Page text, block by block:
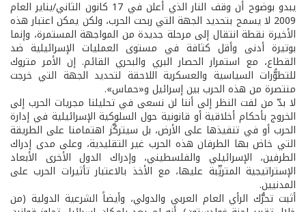
يبدو بوضوح أن وقف النار الذي أعلن في 17 كانون الثاني/يناير العام
2009 لا يسمح بتحديد الجهة التي ربحت الحرب، ولكن يمكن اعتبار هذه
الأخيرة نقطة انتقال إلى مرحلة جديدة من المواجهة المستمرة، وإنما
بوتيرة أدنى وأقل كثافة في مستوى العمليات الإسرائيلية ضد
القطاع، مع استمرار الحصار البري والبحري القائم. إن الأمر متروك
للتطوُّرات السياسية والعسكرية اللاحقة لتحديد الجهة التي خرجت
منتصرة من هذه الحرب بين إسرائيل و«حماس».
لا بدّ من لفت النظر إلى أننا لن نسعى في تحليلنا مجريات الحرب إلى
الخروج بأحكام أخلاقية أو قانونية حول السلوكية الإسرائيلية في إدارة
الحرب أو في تنفيذها على الأرض، بل سيتركَّز اهتمامنا على الطريقة
التي خاض بها الطرفان هذه الحرب غير التقليدية، وعلى مدى إدراك
الطرفين، الإسرائيلي والفلسطيني، وإدراك الدول الأخرى الأبعاد
الإستراتيجية المترتِّبة عليها، مع الأخذ بالاعتبار تأثيرات الحرب على
المدنيين.
أثبت تحرُّك الرأي العام العربي والدولي، وأيضاً الشرعية الدولية (من